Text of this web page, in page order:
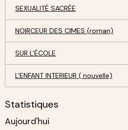
SEXUALITÉ SACRÉE
NOIRCEUR DES CIMES (roman)
SUR L'ÉCOLE
L'ENFANT INTERIEUR ( nouvelle)
Statistiques
Aujourd'hui